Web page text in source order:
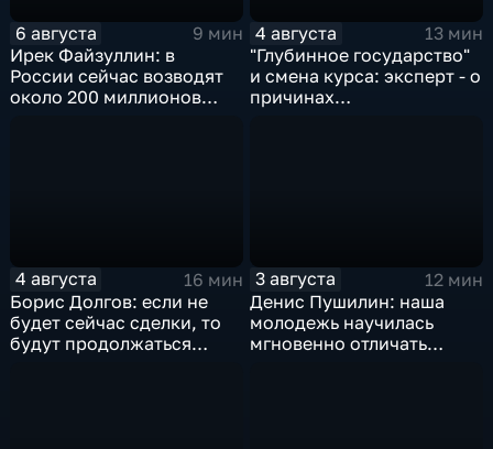
6 августа
9 мин
Ирек Файзуллин: в
России сейчас возводят
около 200 миллионов
4 августа
13 мин
"Глубинное государство"
и смена курса: эксперт - о
причинах
4 августа
16 мин
Борис Долгов: если не
будет сейчас сделки, то
будут продолжаться
3 августа
12 мин
Денис Пушилин: наша
молодежь научилась
мгновенно отличать